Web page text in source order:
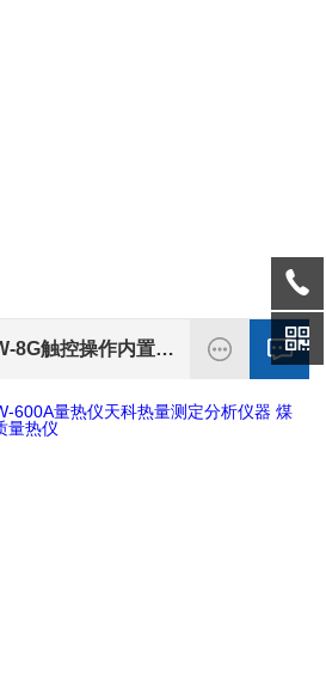
ZDHW-8G触控操作内置打印数据煤质热量测定仪量热仪